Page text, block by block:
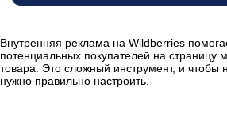
Внутренняя реклама на Wildberries
потенциальных покупателей на страницу
товара. Это сложный инструмент, и чтобы
нужно правильно настроить.